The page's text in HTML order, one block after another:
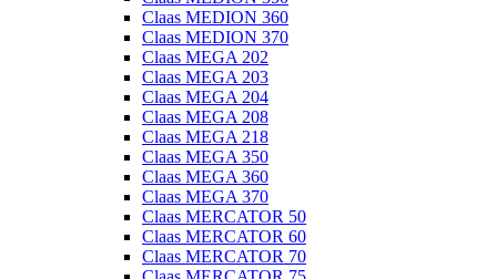
Claas MEDION 360
Claas MEDION 370
Claas MEGA 202
Claas MEGA 203
Claas MEGA 204
Claas MEGA 208
Claas MEGA 218
Claas MEGA 350
Claas MEGA 360
Claas MEGA 370
Claas MERCATOR 50
Claas MERCATOR 60
Claas MERCATOR 70